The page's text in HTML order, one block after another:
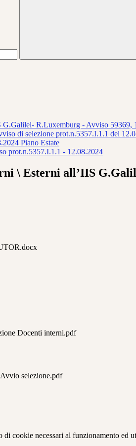
R.Luxemburg - Avviso 59369,
di selezione prot.n.5357.I.1.1 del
Piano Estate
prot.n.5357.I.1.1 - 12.08.2024
\ Esterni all’IIS
Docenti interni.pdf
selezione.pdf
cookie necessari al funzionamento ed